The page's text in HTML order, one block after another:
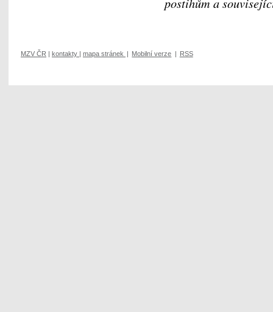
MZV ČR | kontakty | mapa stránek | Mobilní verze | RSS